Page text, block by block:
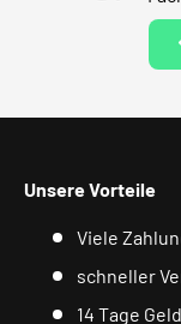
Unsere Vorteile
Viele
schneller
14 Tage